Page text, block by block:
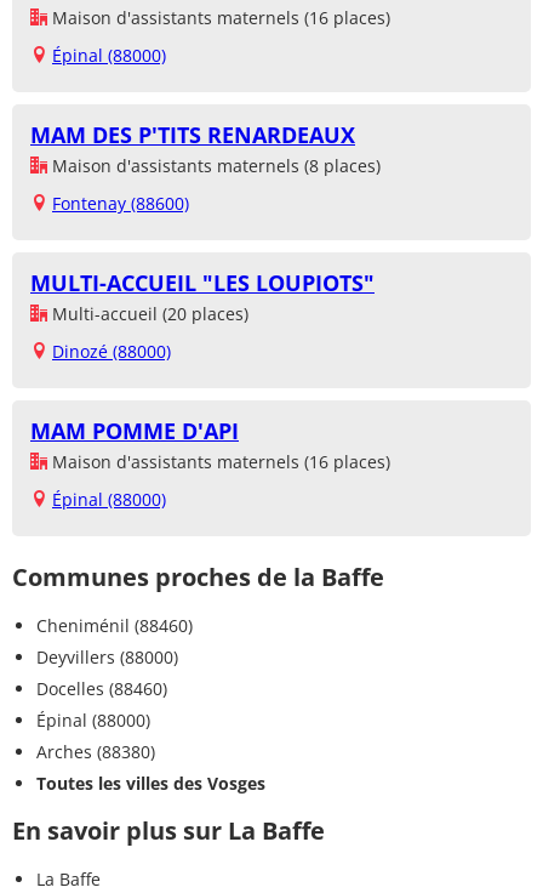
Maison d'assistants maternels (16 places)
Épinal (88000)
MAM DES P'TITS RENARDEAUX
Maison d'assistants maternels (8 places)
Fontenay (88600)
MULTI-ACCUEIL "LES LOUPIOTS"
Multi-accueil (20 places)
Dinozé (88000)
MAM POMME D'API
Maison d'assistants maternels (16 places)
Épinal (88000)
Communes proches de la Baffe
Cheniménil (88460)
Deyvillers (88000)
Docelles (88460)
Épinal (88000)
Arches (88380)
Toutes les villes des Vosges
En savoir plus sur La Baffe
La Baffe